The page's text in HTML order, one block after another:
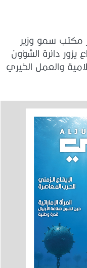
مكتب سمو وزير
يزور دائرة الشؤون
والعمل الخيري